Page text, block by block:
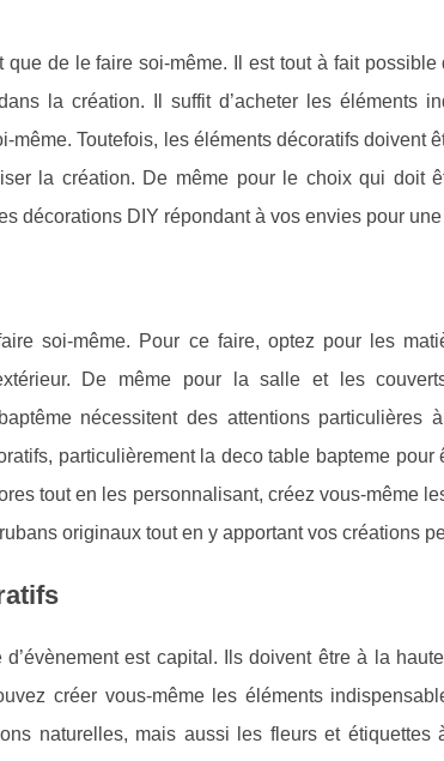
de le faire soi-même. Il est tout à fait possible
la création. Il suffit d’acheter les éléments
Toutefois, les éléments décoratifs doivent
la création. De même pour le choix qui doit
décorations DIY répondant à vos envies pour
soi-même. Pour ce faire, optez pour les
De même pour la salle et les
nécessitent des attentions particulières
particulièrement la deco table bapteme pour
tout en les personnalisant, créez vous-même
originaux tout en y apportant vos créations
est capital. Ils doivent être à la
créer vous-même les éléments
naturelles, mais aussi les fleurs et étiquettes